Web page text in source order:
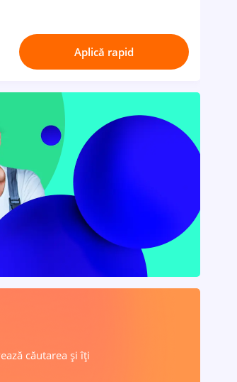
Aplică rapid
căutarea și îți